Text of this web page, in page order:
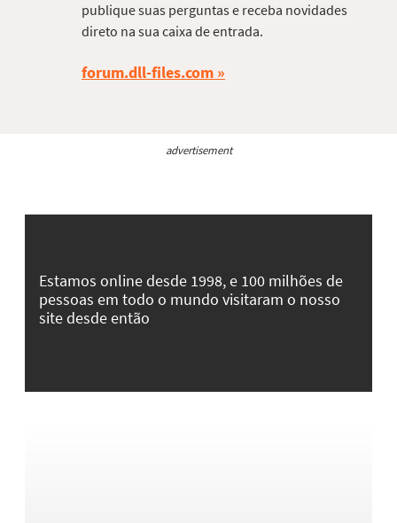
publique suas perguntas e receba novidades
direto na sua caixa de entrada.
forum.dll-files.com
advertisement
Estamos online desde 1998, e 100 milhões de
pessoas em todo o mundo visitaram o nosso
site desde então